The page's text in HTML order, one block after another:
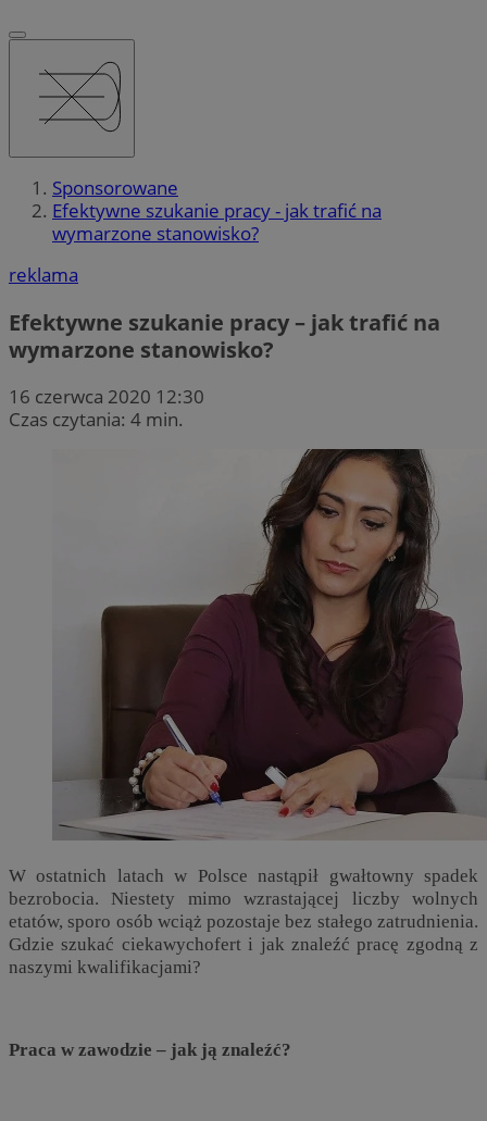
Sponsorowane
Efektywne szukanie pracy - jak trafić na
wymarzone stanowisko?
reklama
Efektywne szukanie pracy – jak trafić na
wymarzone stanowisko?
16 czerwca 2020 12:30
Czas czytania: 4 min.
W ostatnich latach w Polsce nastąpił gwałtowny spadek
bezrobocia. Niestety mimo wzrastającej liczby wolnych
etatów, sporo osób wciąż pozostaje bez stałego zatrudnienia.
Gdzie szukać ciekawychofert i jak znaleźć pracę zgodną z
naszymi kwalifikacjami?
Praca w zawodzie – jak ją znaleźć?